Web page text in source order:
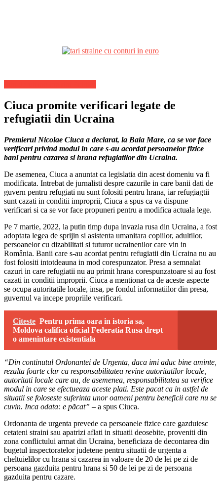
Ciuca promite verificari legate de
refugiatii din Ucraina
Premierul Nicolae Ciuca a declarat, la Baia Mare, ca se vor face
verificari privind modul in care s-au acordat persoanelor fizice
bani pentru cazarea si hrana refugiatilor din Ucraina.
De asemenea, Ciuca a anuntat ca legislatia din acest domeniu va fi
modificata. Intrebat de jurnalisti despre cazurile in care banii dati de
guvern pentru refugiati nu sunt folositi pentru hrana, iar refugiagtii
sunt cazati in conditii improprii, Ciuca a spus ca va dispune
verificari si ca se vor face propuneri pentru a modifica actuala lege.
Pe 7 martie, 2022, la putin timp dupa invazia rusa din Ucraina, a fost
adoptata legea de sprijin si asistenta umanitara copiilor, adultilor,
persoanelor cu dizabilitati si tuturor ucrainenilor care vin in
România. Banii care s-au acordat pentru refugiatii din Ucraina nu au
fost folositi intotdeauna in mod corespunzator. Presa a semnalat
cazuri in care refugiatii nu au primit hrana corespunzatoare si au fost
cazati in conditii improprii. Ciuca a mentionat ca de aceste aspecte
se ocupa autoritatile locale, insa, pe fondul informatiilor din presa,
guvernul va incepe propriile verificari.
Citeste Pentru prima oara in istoria sa,
Moldova califica oficial Federatia Rusa drept
o amenintare existentiala
“Din continutul Ordonantei de Urgenta, daca imi aduc bine aminte,
rezulta foarte clar ca responsabilitatea revine autoritatilor locale,
autoritati locale care au, de asemenea, responsabilitatea sa verifice
modul in care se efectueaza aceste plati. Este pacat ca in astfel de
situatii se foloseste suferinta unor oameni pentru beneficii care nu se
cuvin. Inca odata: e păcat” – a spus Ciuca.
Ordonanta de urgenta prevede ca persoanele fizice care gazduiesc
cetateni straini sau apatrizi aflati in situatii deosebite, proveniti din
zona conflictului armat din Ucraina, beneficiaza de decontarea din
bugetul inspectoratelor judetene pentru situatii de urgenta a
cheltuielilor cu hrana si cazarea in valoare de 20 de lei pe zi de
persoana gazduita pentru hrana si 50 de lei pe zi de persoana
gazduita pentru cazare.